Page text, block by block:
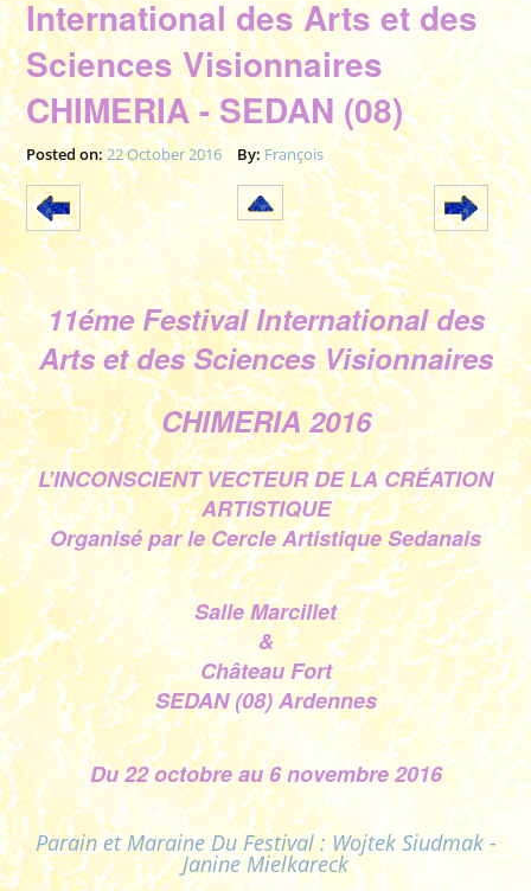
International des Arts et des
Sciences Visionnaires
CHIMERIA - SEDAN (08)
Posted on:22 October 2016 By: François
11éme Festival International des
Arts et des Sciences Visionnaires
CHIMERIA 2016
L’INCONSCIENT VECTEUR DE LA CRÉATION
ARTISTIQUE
Organisé par le Cercle Artistique Sedanais
Salle Marcillet
&
Château Fort
SEDAN (08) Ardennes
Du 22 octobre au 6 novembre 2016
Parain et Maraine Du Festival : Wojtek Siudmak -
Janine Mielkareck